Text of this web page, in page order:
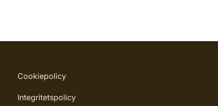
Cookiepolicy
Integritetspolicy